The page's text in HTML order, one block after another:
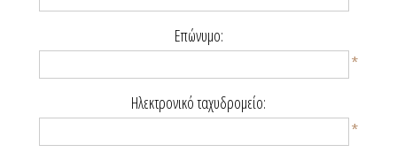
Επώνυμο:
*
Ηλεκτρονικό ταχυδρομείο:
*